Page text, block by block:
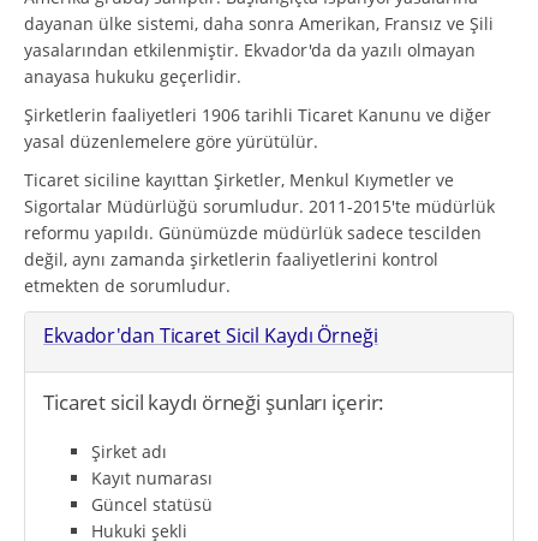
dayanan ülke sistemi, daha sonra Amerikan, Fransız ve Şili
yasalarından etkilenmiştir. Ekvador'da da yazılı olmayan
anayasa hukuku geçerlidir.
Şirketlerin faaliyetleri 1906 tarihli Ticaret Kanunu ve diğer
yasal düzenlemelere göre yürütülür.
Ticaret siciline kayıttan Şirketler, Menkul Kıymetler ve
Sigortalar Müdürlüğü sorumludur. 2011-2015'te müdürlük
reformu yapıldı. Günümüzde müdürlük sadece tescilden
değil, aynı zamanda şirketlerin faaliyetlerini kontrol
etmekten de sorumludur.
Ekvador'dan Ticaret Sicil Kaydı Örneği
Ticaret sicil kaydı örneği şunları içerir:
Şirket adı
Kayıt numarası
Güncel statüsü
Hukuki şekli